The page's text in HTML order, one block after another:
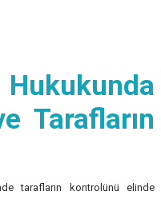
Tarafların
tarafların kontrolünü elinde